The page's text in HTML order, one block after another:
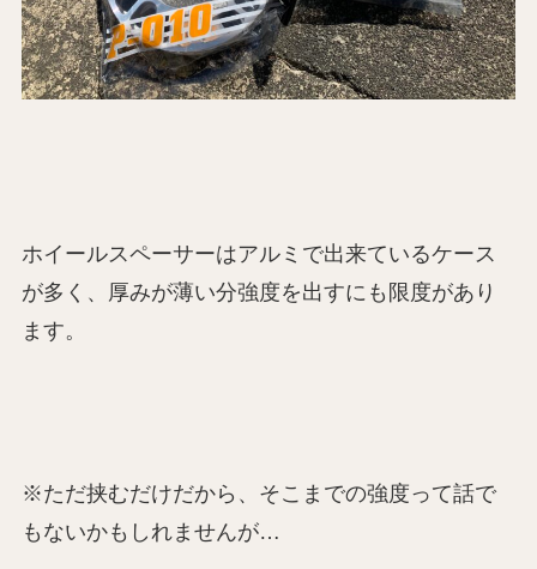
ホイールスペーサーはアルミで出来ているケース
が多く、厚みが薄い分強度を出すにも限度があり
ます。
※ただ挟むだけだから、そこまでの強度って話で
もないかもしれませんが…